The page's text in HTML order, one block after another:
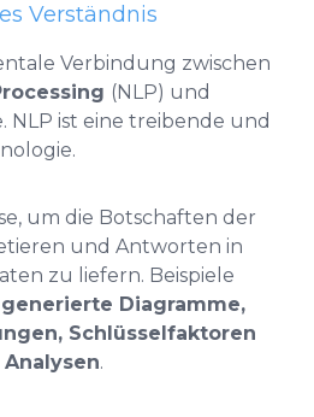
Verständnis
Verbindung zwischen
(NLP) und
NLP ist eine treibende und
um die Botschaften der
und Antworten in
zu liefern. Beispiele
Diagramme,
Schlüsselfaktoren
.